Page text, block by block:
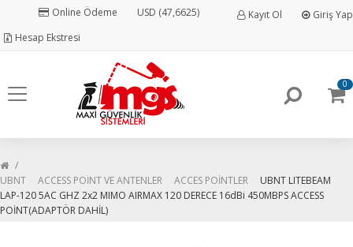
Online Ödeme
USD (47,6625)
Hesap Ekstresi
Kayıt Ol Giriş Yap
0
UBNT ACCESS POİNT VE ANTENLER ACCES POİNTLER
UBNT LITEBEAM
LAP-120 5AC GHZ 2x2 MIMO AIRMAX 120 DERECE 16dBi 450MBPS ACCESS
POİNT(ADAPTÖR DAHİL)